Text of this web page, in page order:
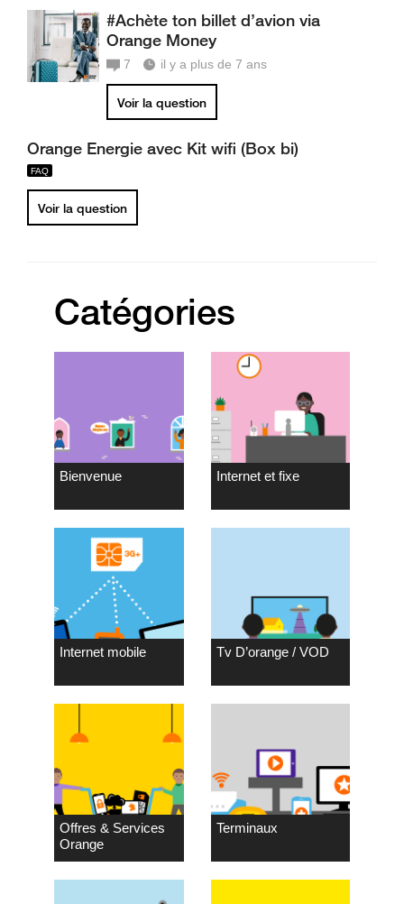
#Achète ton billet d’avion via
Orange Money
7 il y a plus de 7 ans
Voir la question
Orange Energie avec Kit wifi (Box bi)
Voir la question
Catégories
Bienvenue Internet et fixe
Internet mobile Tv D’orange / VOD
Offres & Services
Orange
Terminaux